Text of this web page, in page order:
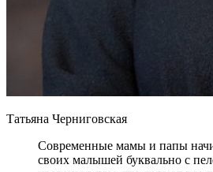
Татьяна Черниговская
Современные мамы и папы
своих малышей буквально с